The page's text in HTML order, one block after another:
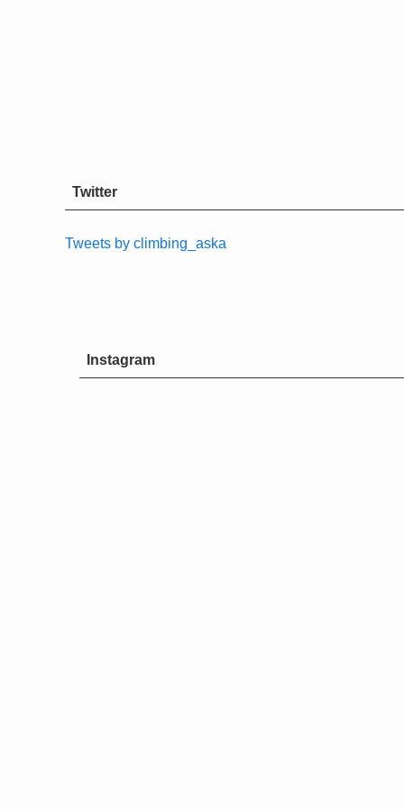
Twitter
Tweets by climbing_aska
Instagram